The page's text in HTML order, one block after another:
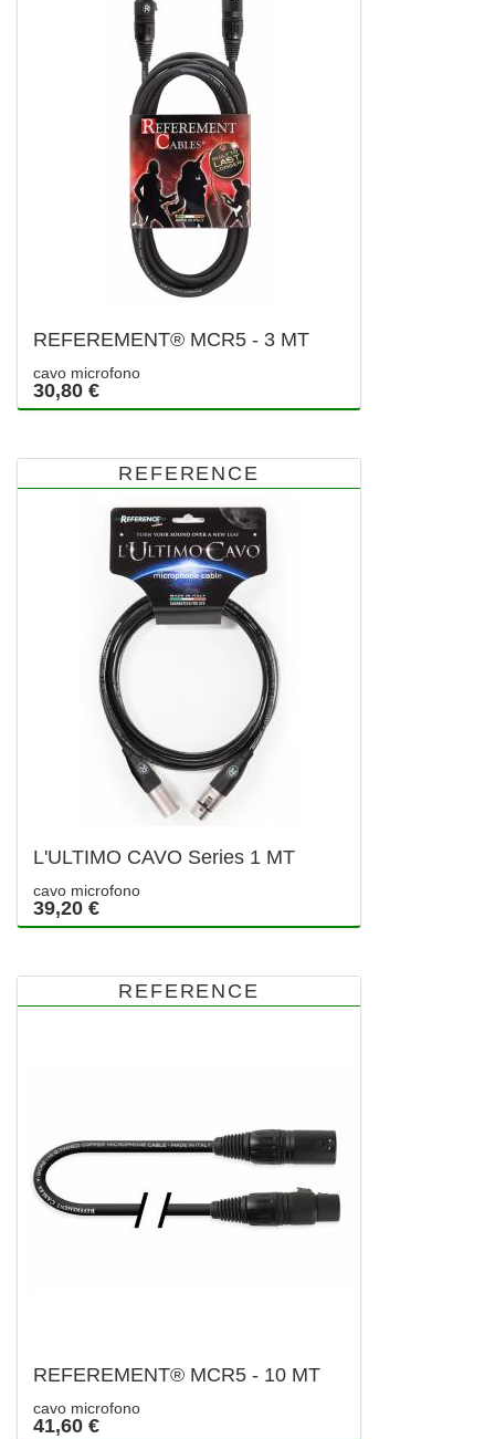
REFEREMENT® MCR5 - 3 MT
cavo microfono
30,80 €
REFERENCE
L'ULTIMO CAVO Series 1 MT
cavo microfono
39,20 €
REFERENCE
REFEREMENT® MCR5 - 10 MT
cavo microfono
41,60 €